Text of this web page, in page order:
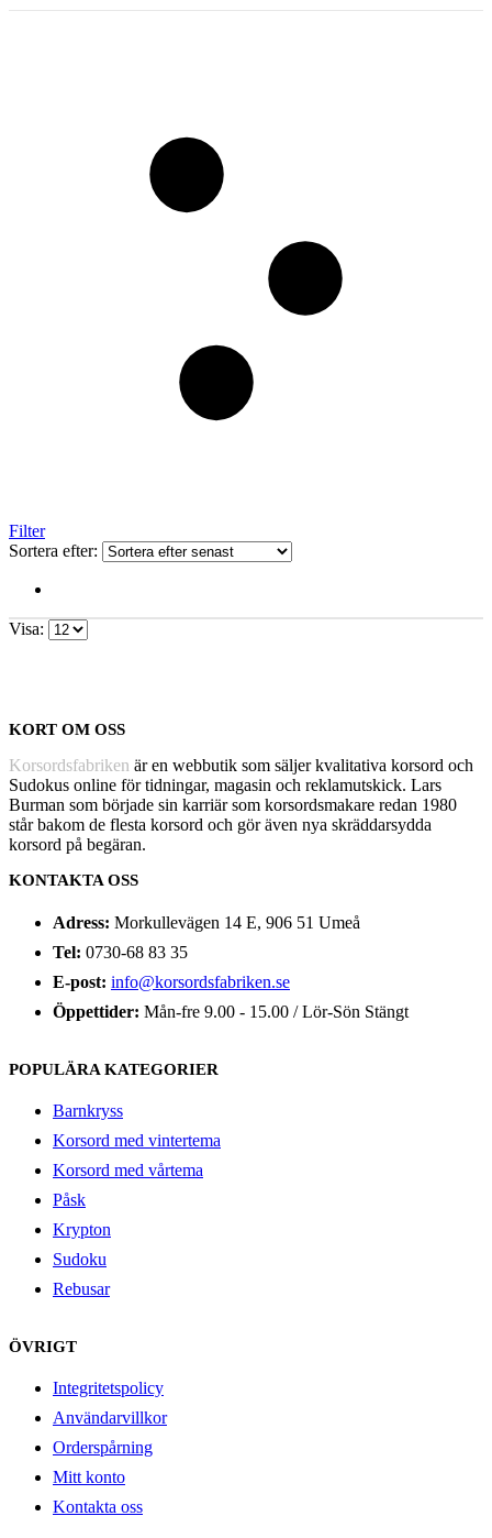
Filter
Sortera efter:
Visa:
KORT OM OSS
Korsordsfabriken är en webbutik som säljer kvalitativa korsord och
Sudokus online för tidningar, magasin och reklamutskick. Lars
Burman som började sin karriär som korsordsmakare redan 1980
står bakom de flesta korsord och gör även nya skräddarsydda
korsord på begäran.
KONTAKTA OSS
Adress: Morkullevägen 14 E, 906 51 Umeå
Tel: 0730-68 83 35
E-post: info@korsordsfabriken.se
Öppettider: Mån-fre 9.00 - 15.00 / Lör-Sön Stängt
POPULÄRA KATEGORIER
Barnkryss
Korsord med vintertema
Korsord med vårtema
Påsk
Krypton
Sudoku
Rebusar
ÖVRIGT
Integritetspolicy
Användarvillkor
Orderspårning
Mitt konto
Kontakta oss